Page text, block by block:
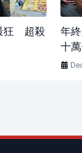
狂 超殺
年
十